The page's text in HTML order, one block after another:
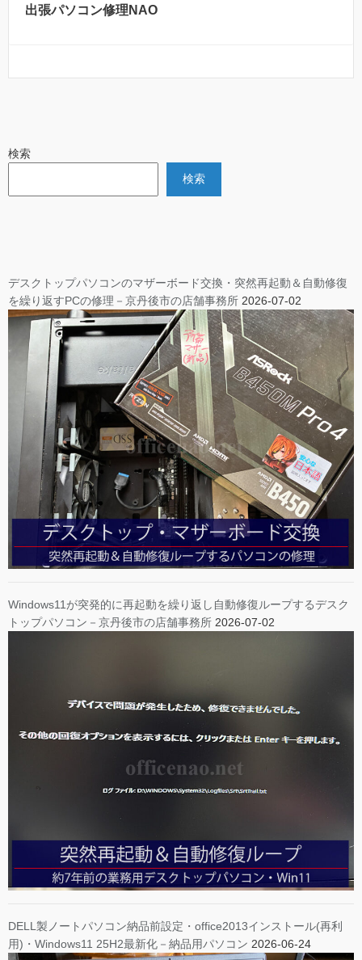
出張パソコン修理NAO
検索
検索
デスクトップパソコンのマザーボード交換・突然再起動＆自動修復
を繰り返すPCの修理－京丹後市の店舗事務所 2026-07-02
Windows11が突発的に再起動を繰り返し自動修復ループするデスク
トップパソコン－京丹後市の店舗事務所 2026-07-02
DELL製ノートパソコン納品前設定・office2013インストール(再利
用)・Windows11 25H2最新化－納品用パソコン 2026-06-24